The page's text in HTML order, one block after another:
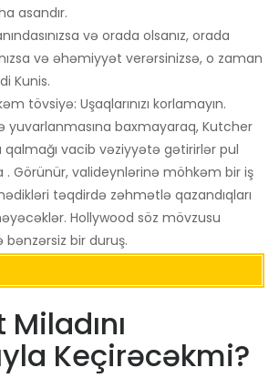
asandır.
və orada olsanız, orada
və əhəmiyyət verərsinizsə, o zaman
Kunis.
tövsiyə: Uşaqlarınızı korlamayın.
yuvarlanmasına baxmayaraq, Kutcher
vacib vəziyyətə gətirirlər pul
. Görünür, valideynlərinə möhkəm bir iş
təqdirdə zəhmətlə qazandıqları
Hollywood söz mövzusu
bir duruş.
Keçirəcəkmi?